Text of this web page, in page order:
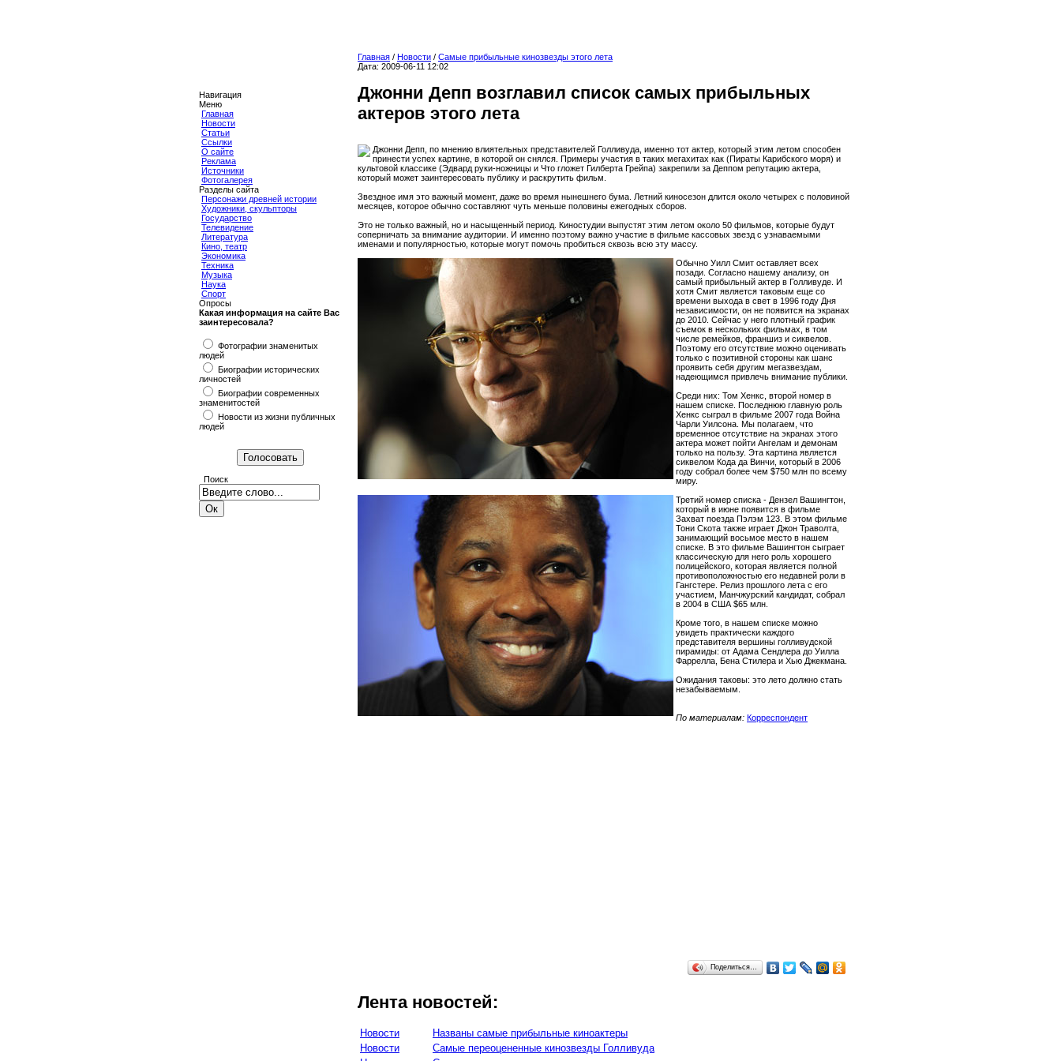
Навигация
Меню
Главная
Новости
Статьи
Ссылки
О сайте
Реклама
Источники
Фотогалерея
Разделы сайта
Персонажи древней истории
Художники, скульпторы
Государство
Телевидение
Литература
Кино, театр
Экономика
Техника
Музыка
Наука
Спорт
Опросы
Какая информация на сайте Вас
заинтересовала?
Фотографии знаменитых
людей
Биографии исторических
личностей
Биографии современных
знаменитостей
Новости из жизни публичных
людей
Поиск
Главная / Новости / Самые прибыльные кинозвезды этого лета
Дата: 2009-06-11 12:02
Джонни Депп возглавил список самых прибыльных
актеров этого лета
Джонни Депп, по мнению влиятельных представителей Голливуда, именно тот актер, который этим летом способен
принести успех картине, в которой он снялся. Примеры участия в таких мегахитах как (Пираты Карибского моря) и
культовой классике (Эдвард руки-ножницы и Что гложет Гилберта Грейпа) закрепили за Деппом репутацию актера,
который может заинтересовать публику и раскрутить фильм.
Звездное имя это важный момент, даже во время нынешнего бума. Летний киносезон длится около четырех с половиной
месяцев, которое обычно составляют чуть меньше половины ежегодных сборов.
Это не только важный, но и насыщенный период. Киностудии выпустят этим летом около 50 фильмов, которые будут
соперничать за внимание аудитории. И именно поэтому важно участие в фильме кассовых звезд с узнаваемыми
именами и популярностью, которые могут помочь пробиться сквозь всю эту массу.
Обычно Уилл Смит оставляет всех
позади. Согласно нашему анализу, он
самый прибыльный актер в Голливуде. И
хотя Смит является таковым еще со
времени выхода в свет в 1996 году Дня
независимости, он не появится на экранах
до 2010. Сейчас у него плотный график
съемок в нескольких фильмах, в том
числе ремейков, франшиз и сиквелов.
Поэтому его отсутствие можно оценивать
только с позитивной стороны как шанс
проявить себя другим мегазвездам,
надеющимся привлечь внимание публики.
Среди них: Том Хенкс, второй номер в
нашем списке. Последнюю главную роль
Хенкс сыграл в фильме 2007 года Война
Чарли Уилсона. Мы полагаем, что
временное отсутствие на экранах этого
актера может пойти Ангелам и демонам
только на пользу. Эта картина является
сиквелом Кода да Винчи, который в 2006
году собрал более чем $750 млн по всему
миру.
Третий номер списка - Дензел Вашингтон,
который в июне появится в фильме
Захват поезда Пэлэм 123. В этом фильме
Тони Скота также играет Джон Траволта,
занимающий восьмое место в нашем
списке. В это фильме Вашингтон сыграет
классическую для него роль хорошего
полицейского, которая является полной
противоположностью его недавней роли в
Гангстере. Релиз прошлого лета с его
участием, Манчжурский кандидат, собрал
в 2004 в США $65 млн.
Кроме того, в нашем списке можно
увидеть практически каждого
представителя вершины голливудской
пирамиды: от Адама Сендлера до Уилла
Фаррелла, Бена Стилера и Хью Джекмана.
Ожидания таковы: это лето должно стать
незабываемым.
По материалам: Корреспондент
Поделиться…
Лента новостей:
Новости
Названы самые прибыльные киноактеры
Новости
Самые переоцененные кинозвезды Голливуда